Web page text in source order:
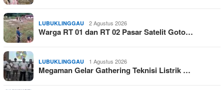
LUBUKLINGGAU 2 Agustus 2026
Warga RT 01 dan RT 02 Pasar Satelit Goto…
LUBUKLINGGAU 1 Agustus 2026
Megaman Gelar Gathering Teknisi Listrik …